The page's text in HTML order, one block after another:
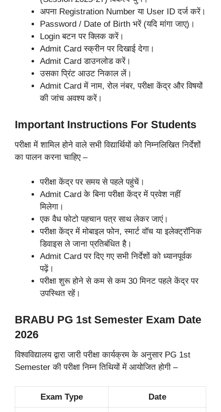
अपना Registration Number या User ID दर्ज करें।
Password / Date of Birth भरें (यदि मांगा जाए)।
Login बटन पर क्लिक करें।
Admit Card स्क्रीन पर दिखाई देगा।
Admit Card डाउनलोड करें।
उसका प्रिंट आउट निकाल लें।
Admit Card में नाम, रोल नंबर, परीक्षा केंद्र और विषयों
की जांच अवश्य करें।
Important Instructions For Students
परीक्षा में शामिल होने वाले सभी विद्यार्थियों को निम्नलिखित निर्देशों
का पालन करना चाहिए –
परीक्षा केंद्र पर समय से पहले पहुंचें।
Admit Card के बिना परीक्षा केंद्र में प्रवेश नहीं
मिलेगा।
एक वैध फोटो पहचान पत्र साथ लेकर जाएं।
परीक्षा केंद्र में मोबाइल फोन, स्मार्ट वॉच या इलेक्ट्रॉनिक
डिवाइस ले जाना प्रतिबंधित है।
Admit Card पर दिए गए सभी निर्देशों को ध्यानपूर्वक
पढ़ें।
परीक्षा शुरू होने से कम से कम 30 मिनट पहले केंद्र पर
उपस्थित रहें।
BRABU PG 1st Semester Exam Date
2026
विश्वविद्यालय द्वारा जारी परीक्षा कार्यक्रम के अनुसार PG 1st
Semester की परीक्षा निम्न तिथियों में आयोजित होगी –
Exam Type Date